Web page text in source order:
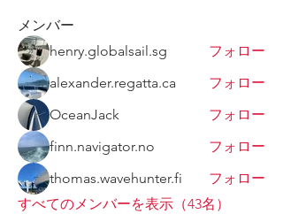
メンバー
henry.globalsail.sg
フォロー
alexander.regatta.ca
フォロー
OceanJack
フォロー
finn.navigator.no
フォロー
thomas.wavehunter.fi
フォロー
すべてのメンバーを表示（43名）